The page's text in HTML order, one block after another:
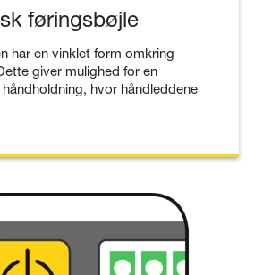
føringsbøjle
har en vinklet form omkring
giver mulighed for en
hvor håndleddene